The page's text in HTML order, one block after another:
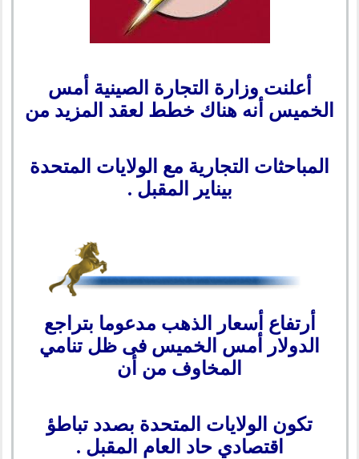
أعلنت وزارة التجارة الصينية أمس
الخميس أنه هناك خطط لعقد المزيد من
المباحثات التجارية مع الولايات المتحدة
بيناير المقبل .
أرتفاع أسعار الذهب مدعوما بتراجع
الدولار أمس الخميس فى ظل تنامي
المخاوف من أن
تكون الولايات المتحدة بصدد تباطؤ
اقتصادي حاد العام المقبل .